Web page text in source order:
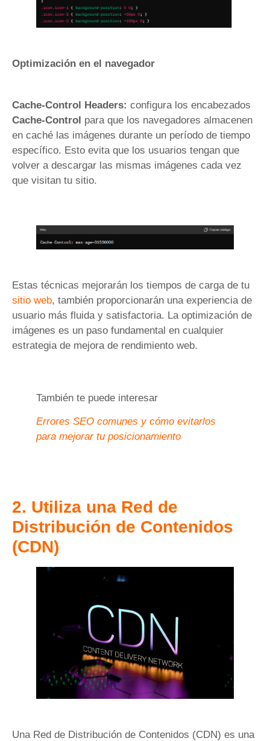
Optimización en el navegador
Cache-Control Headers: configura los encabezados
Cache-Control para que los navegadores almacenen
en caché las imágenes durante un período de tiempo
específico. Esto evita que los usuarios tengan que
volver a descargar las mismas imágenes cada vez
que visitan tu sitio.
Estas técnicas mejorarán los tiempos de carga de tu
sitio web, también proporcionarán una experiencia de
usuario más fluida y satisfactoria. La optimización de
imágenes es un paso fundamental en cualquier
estrategia de mejora de rendimiento web.
También te puede interesar
Errores SEO comunes y cómo evitarlos
para mejorar tu posicionamiento
2. Utiliza una Red de
Distribución de Contenidos
(CDN)
Una Red de Distribución de Contenidos (CDN) es una